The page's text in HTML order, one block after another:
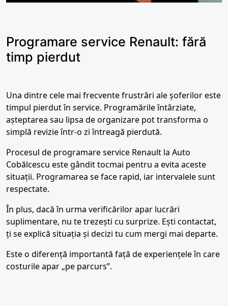
Programare service Renault: fără
timp pierdut
Una dintre cele mai frecvente frustrări ale șoferilor este
timpul pierdut în service. Programările întârziate,
așteptarea sau lipsa de organizare pot transforma o
simplă revizie într-o zi întreagă pierdută.
Procesul de programare service Renault la Auto
Cobălcescu este gândit tocmai pentru a evita aceste
situații. Programarea se face rapid, iar intervalele sunt
respectate.
În plus, dacă în urma verificărilor apar lucrări
suplimentare, nu te trezești cu surprize. Ești contactat,
ți se explică situația și decizi tu cum mergi mai departe.
Este o diferență importantă față de experiențele în care
costurile apar „pe parcurs”.